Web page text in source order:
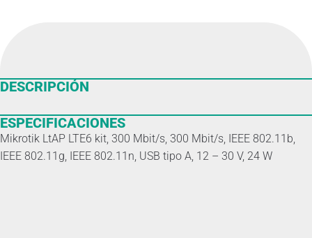
DESCRIPCIÓN
ESPECIFICACIONES
Mikrotik LtAP LTE6 kit, 300 Mbit/s, 300 Mbit/s, IEEE 802.11b,
IEEE 802.11g, IEEE 802.11n, USB tipo A, 12 – 30 V, 24 W